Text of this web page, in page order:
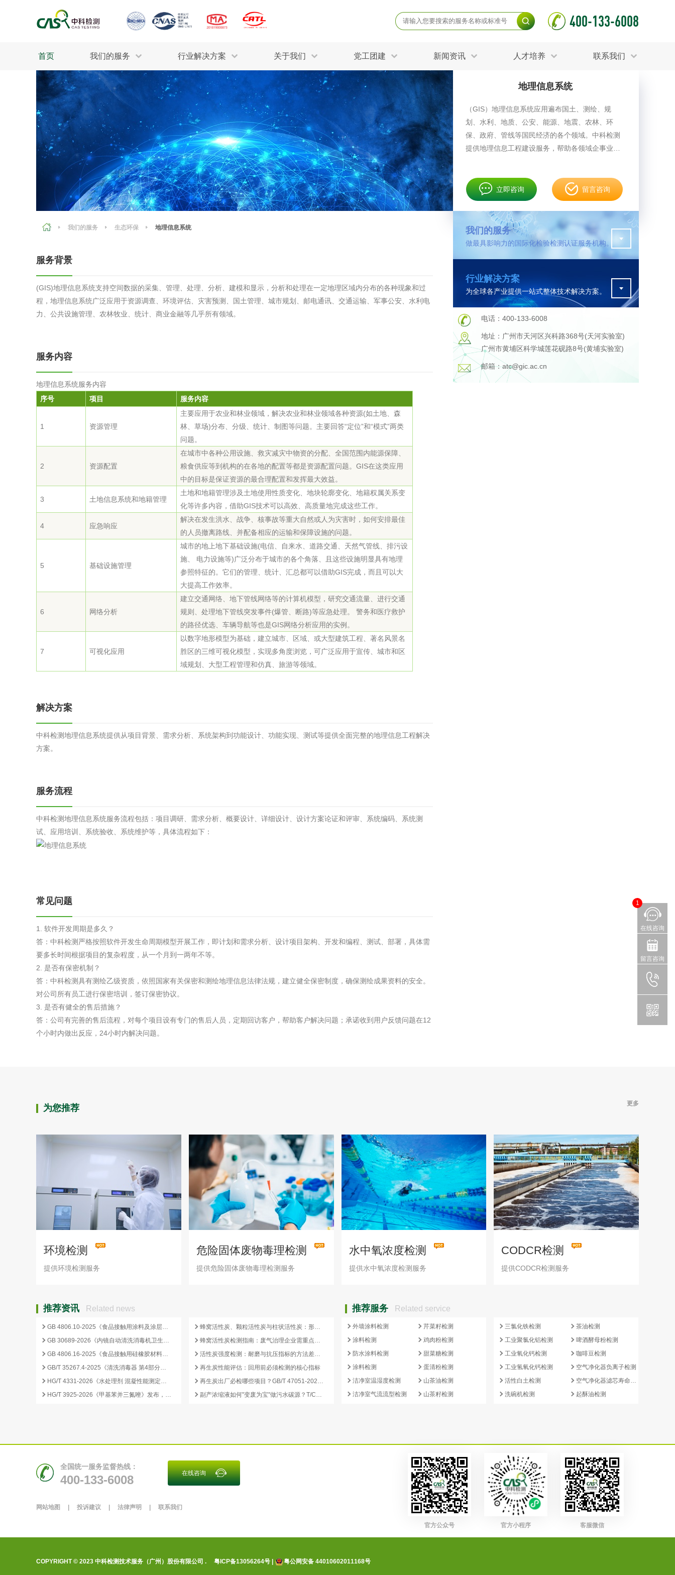
400-133-6008
首页 我们的服务 行业解决方案 关于我们 党工团建 新闻资讯 人才培养 联系我们
生态环保
工业材料
美妆消毒
石油化工
轻工产品
制药医疗
电子电气
农副产品
专项服务
新能源
检测服务
污水检测 三废监测 电磁辐射检测 声环境与振动检测
废气检测 二噁英检测 土壤检测 更多
评估调查
耕地质量评价 矿山资源调查 危险废物鉴别 危废鉴定
更多
清洁生产审核 环境风险评价 矿山场地调查 更多
摄影测量与遥感 更多
环保工程
VOCs废气治理
综合利用工程 工业废盐的处理和利用
在线咨询 在线咨询
行业解决方案
INDUSTRY SOLUTIONS
为全球各产业提供一站式
整体技术解决方案。
产品质量鉴定
固废危废鉴定
土壤场地调查
生态环境检测
消毒检测备案
空气净化检测
病毒杀灭试验
防护产品检测
成分分析化验
有毒有害检测
运动场地检测
涉水产品检测
食品接触材料检测
可靠性测试
化妆品检测
水资源检测
毒理检测
光伏检测
地理信息系统
（GIS）地理信息系统应用遍布国土、测绘、规
划、水利、地质、公安、能源、地震、农林、环
保、政府、管线等国民经济的各个领域。中科检测
提供地理信息工程建设服务，帮助各领域企事业单
立即咨询 留言咨询
我们的服务 生态环保 地理信息系统
服务背景
(GIS)地理信息系统支持空间数据的采集、管理、处理、分析、建模和显示，分析和处理在一定地理区域内分布的各种现象和过
程，地理信息系统广泛应用于资源调查、环境评估、灾害预测、国土管理、城市规划、邮电通讯、交通运输、军事公安、水利电
力、公共设施管理、农林牧业、统计、商业金融等几乎所有领域。
服务内容
地理信息系统服务内容
序号
项目 服务内容
1 资源管理
主要应用于农业和林业领域，解决农业和林业领域各种资源(如土地、森
林、草场)分布、分级、统计、制图等问题。主要回答“定位”和“模式”两类
问题。
2 资源配置
在城市中各种公用设施、救灾减灾中物资的分配、全国范围内能源保障、
粮食供应等到机构的在各地的配置等都是资源配置问题。GIS在这类应用
中的目标是保证资源的最合理配置和发挥最大效益。
3 土地信息系统和地籍管理
土地和地籍管理涉及土地使用性质变化、地块轮廓变化、地籍权属关系变
化等许多内容，借助GIS技术可以高效、高质量地完成这些工作。
4 应急响应
解决在发生洪水、战争、核事故等重大自然或人为灾害时，如何安排最佳
的人员撤离路线、并配备相应的运输和保障设施的问题。
5 基础设施管理
城市的地上地下基础设施(电信、自来水、道路交通、天然气管线、排污设
施、 电力设施等)广泛分布于城市的各个角落、且这些设施明显具有地理
参照特征的。它们的管理、统计、汇总都可以借助GIS完成，而且可以大
大提高工作效率。
6 网络分析
建立交通网络、地下管线网络等的计算机模型，研究交通流量、进行交通
规则、处理地下管线突发事件(爆管、断路)等应急处理。 警务和医疗救护
的路径优选、车辆导航等也是GIS网络分析应用的实例。
7 可视化应用
以数字地形模型为基础，建立城市、区域、或大型建筑工程、著名风景名
胜区的三维可视化模型，实现多角度浏览，可广泛应用于宣传、城市和区
域规划、大型工程管理和仿真、旅游等领域。
解决方案
中科检测地理信息系统提供从项目背景、需求分析、系统架构到功能设计、功能实现、测试等提供全面完整的地理信息工程解决
方案。
服务流程
中科检测地理信息系统服务流程包括：项目调研、需求分析、概要设计、详细设计、设计方案论证和评审、系统编码、系统测
试、应用培训、系统验收、系统维护等，具体流程如下：
常见问题
1. 软件开发周期是多久？
答：中科检测严格按照软件开发生命周期模型开展工作，即计划和需求分析、设计项目架构、开发和编程、测试、部署，具体需
要多长时间根据项目的复杂程度，从一个月到一两年不等。
2. 是否有保密机制？
答：中科检测具有测绘乙级资质，依照国家有关保密和测绘地理信息法律法规，建立健全保密制度，确保测绘成果资料的安全。
对公司所有员工进行保密培训，签订保密协议。
3. 是否有健全的售后措施？
答：公司有完善的售后流程，对每个项目设有专门的售后人员，定期回访客户，帮助客户解决问题；承诺收到用户反馈问题在12
个小时内做出反应，24小时内解决问题。
我们的服务
做最具影响力的国际化检验检测认证服务机构。
行业解决方案
为全球各产业提供一站式整体技术解决方案。
电话：400-133-6008
地址：广州市天河区兴科路368号(天河实验室)
广州市黄埔区科学城莲花砚路8号(黄埔实验室)
邮箱：atc@gic.ac.cn
为您推荐 更多
环境检测
提供环境检测服务
危险固体废物毒理检测
提供危险固体废物毒理检测服务
水中氧浓度检测
提供水中氧浓度检测服务
CODCR检测
提供CODCR检测服务
推荐资讯 Related news 推荐服务 Related service
GB 4806.10-2025《食品接触用涂料及涂层》标准核心变化解析
GB 30689-2026《内镜自动清洗消毒机卫生要求》解读与检测合规要点
GB 4806.16-2025《食品接触用硅橡胶材料及制品》标准解析
GB/T 35267.4-2025《清洗消毒器 第4部分：内镜清洗消毒器》标准解读与检测项目清单
HG/T 4331-2026《水处理剂 混凝性能测定方法》发布，2026 年 12 月 1 日起实施
HG/T 3925-2026《甲基苯并三氮唑》发布，2026 年 12 月 1 日起实施
蜂窝活性炭、颗粒活性炭与柱状活性炭：形态差异与检测重点对照
蜂窝活性炭检测指南：废气治理企业需重点关注的5项核心指标
活性炭强度检测：耐磨与抗压指标的方法差异及验收意义
再生炭性能评估：回用前必须检测的核心指标
再生炭出厂必检哪些项目？GB/T 47051-2026 再生活性炭检测清单这样列
副产浓缩液如何"变废为宝"做污水碳源？T/CCEIA 0006-2026 核心解读
外墙涂料检测
涂料检测
防水涂料检测
涂料检测
洁净室温湿度检测
洁净室气流流型检测
芹菜籽检测
鸡肉粉检测
甜菜糖检测
蛋清粉检测
山茶油检测
山茶籽检测
三氯化铁检测
工业聚氯化铝检测
工业氧化钙检测
工业氢氧化钙检测
活性白土检测
洗碗机检测
茶油检测
啤酒酵母粉检测
咖啡豆检测
空气净化器负离子检测
空气净化器滤芯寿命检测
起酥油检测
全国统一服务监督热线：
400-133-6008 在线咨询
网站地图 投诉建议 法律声明 联系我们
官方公众号 官方小程序 客服微信
COPYRIGHT © 2023 中科检测技术服务（广州）股份有限公司 . 粤ICP备13056264号 粤公网安备 44010602011168号
在线咨询
1
留言咨询